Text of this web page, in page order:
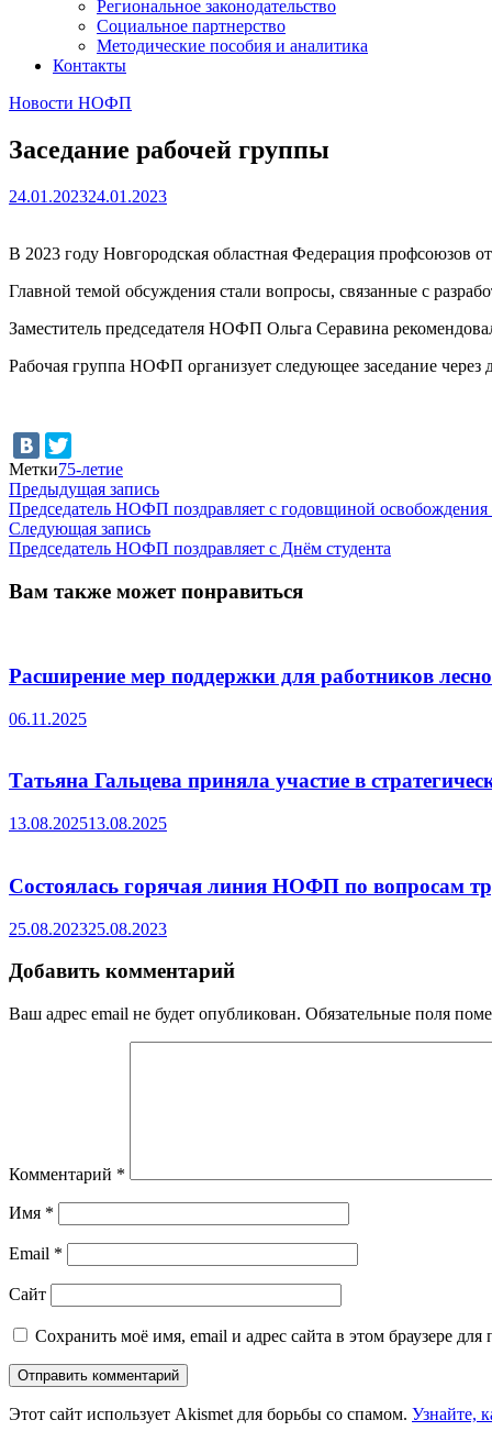
Региональное законодательство
Социальное партнерство
Методические пособия и аналитика
Контакты
Новости НОФП
Заседание рабочей группы
24.01.202324.01.2023
В 2023 году Новгородская областная Федерация профсоюзов
Главной темой обсуждения стали вопросы, связанные с
Заместитель председателя НОФП Ольга Серавина
Рабочая группа НОФП организует следующее заседание через
Метки75-летие
Навигация
по
записям
Предыдущая записьПредыдущая
запись:
Председатель НОФП поздравляет с годовщиной освобождения
Следующая записьСледующая
запись:
Председатель НОФП поздравляет с Днём студента
Вам также может понравиться
Расширение мер поддержки для работников
06.11.2025
Татьяна Гальцева приняла участие в
13.08.202513.08.2025
Состоялась горячая линия НОФП по вопросам
25.08.202325.08.2023
Добавить комментарий
Ваш адрес email не будет опубликован. Обязательные поля
Комментарий *
Имя *
Email *
Сайт
Сохранить моё имя, email и адрес сайта в этом браузере
Этот сайт использует Akismet для борьбы со спамом. Узнайте,